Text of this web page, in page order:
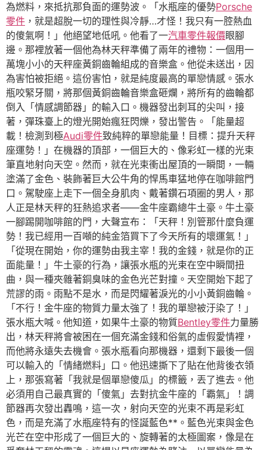
為燃料，來抵抗那負面的運勢波。「水瓶座的優勢Porsche
零件 ，就是超脫一切的理性與冷靜…才怪！我只有一腔熱血
的傻氣啊！」他絕望地低吼。他看了一汽車零件報價眼腳
邊。那裡放著一個他為林天秤準備了兩年的禮物：一個用一
萬塊小小的天秤座黃銅齒輪組成的音樂盒。他從未送出，因
為害怕被拒絕。這份害怕，就是純度最高的單戀情感。張水
瓶咬緊牙關，將那個黃銅齒輪音樂盒砸爛，將所有的齒輪都
倒入「情感調節器」的輸入口。機器發出刺耳的尖叫，接
著，彈珠臺上的燈光開始瘋狂閃爍，發出警告。「能量超
載！檢測到極Audi零件致純粹的單戀能量！目標：提升天秤
座運勢！」在機器的頂部，一個巨大的、像彩虹一樣的光束
筆直地射向天空。然而，就在光束衝出屋頂的一瞬間，一輛
塗滿了金色、裝飾著巨大公牛角的悍馬車猛地停在咖啡館門
口。駕駛座上走下一個全身肌肉、戴著鑽石項圈的男人，那
人正是林天秤的狂熱追求者——金牛座霸總牛土豪。牛土豪
一腳踢開咖啡館的門，大聲宣布：「天秤！別管那什麼負運
勢！我已經用一百噸的純金箔買下了今天所有的壞運氣！」
「從現在開始，你的運勢由我主宰！我的金錢，就是你的正
面能量！」牛土豪的行為，讓張水瓶的光束在空中瞬間扭
曲，與一種夾雜著銅臭味的金色光芒對撞。天空開始下起了
荒謬的雨。雨點不是水，而是閃耀著淚光的小小黃銅齒輪。
「不行！金牛座的物質力量太強了！我的單戀被汙染了！」
張水瓶大喊。他知道，如果牛土豪的物質Bentley零件力量勝
出，林天秤將會被困在一個充滿金錢和俗氣的虛假愛情裡，
而他將永遠失去機會。張水瓶看向那機器，還剩下最後一個
可以輸入的「情緒燃料」口。他迅速撕下了貼在他背後衣領
上，那張寫著「我就是個單戀傻瓜」的標籤，丟了進去。他
必須用自己最真實的「傻氣」去對抗金牛座的「霸氣」！調
節器再次發出轟鳴，這一次，射向天空的光束不再是彩虹
色，而是充滿了水瓶座特有的怪誕藍色**。藍色光束與金色
光芒在空中形成了一個巨大的、旋轉著的太極圖案，像是在